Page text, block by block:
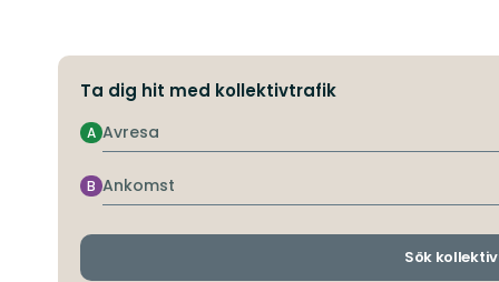
Ta dig hit med kollektivtrafik
Avresa
A
Ankomst
B
Sök